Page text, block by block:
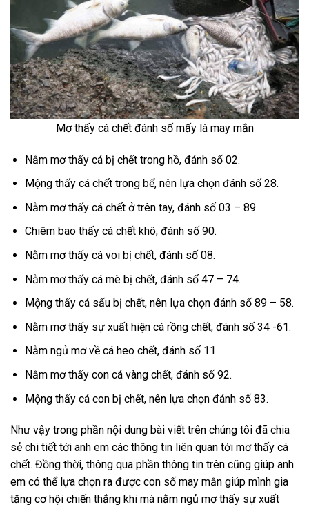
Mơ thấy cá chết đánh số mấy là may mắn
Nằm mơ thấy cá bị chết trong hồ, đánh số 02.
Mộng thấy cá chết trong bể, nên lựa chọn đánh số 28.
Nằm mơ thấy cá chết ở trên tay, đánh số 03 – 89.
Chiêm bao thấy cá chết khô, đánh số 90.
Nằm mơ thấy cá voi bị chết, đánh số 08.
Nằm mơ thấy cá mè bị chết, đánh số 47 – 74.
Mộng thấy cá sấu bị chết, nên lựa chọn đánh số 89 – 58.
Nằm mơ thấy sự xuất hiện cá rồng chết, đánh số 34 -61.
Nằm ngủ mơ về cá heo chết, đánh số 11.
Nằm mơ thấy con cá vàng chết, đánh số 92.
Mộng thấy cá con bị chết, nên lựa chọn đánh số 83.
Như vậy trong phần nội dung bài viết trên chúng tôi đã chia
sẻ chi tiết tới anh em các thông tin liên quan tới mơ thấy cá
chết. Đồng thời, thông qua phần thông tin trên cũng giúp anh
em có thể lựa chọn ra được con số may mắn giúp mình gia
tăng cơ hội chiến thắng khi mà nằm ngủ mơ thấy sự xuất